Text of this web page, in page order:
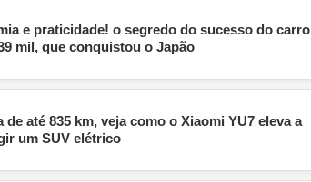
e praticidade! o segredo do sucesso do carro
mil, que conquistou o Japão
até 835 km, veja como o Xiaomi YU7 eleva a
um SUV elétrico